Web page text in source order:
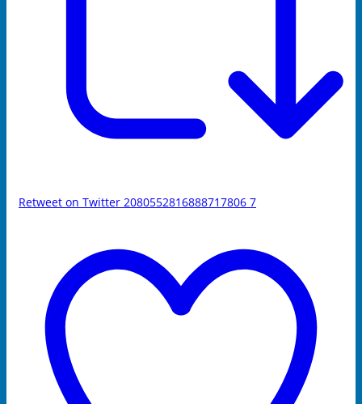
Retweet on Twitter 2080552816888717806 7